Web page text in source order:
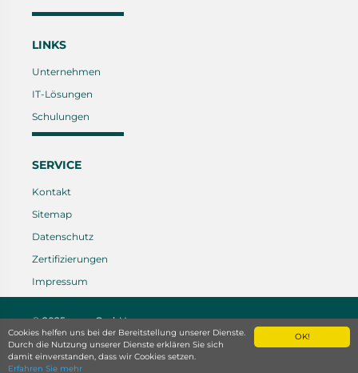
OK!
Cookies helfen uns bei der Bereitstellung unserer Dienste.
Durch die Nutzung unserer Dienste erklären Sie sich
damit einverstanden, dass wir Cookies setzen.
Erfahren Sie mehr
LINKS
Unternehmen
IT-Lösungen
Schulungen
SERVICE
Kontakt
Sitemap
Datenschutz
Zertifizierungen
Impressum
© 2025 caras GmbH- created byCREATIVCLICKS